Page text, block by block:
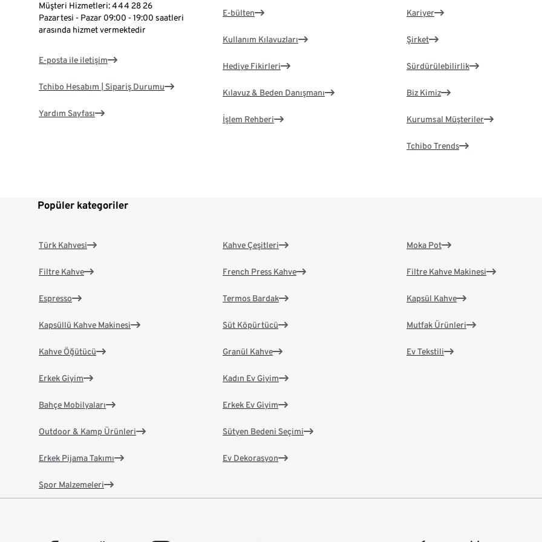
Müşteri Hizmetleri: 444 28 26
Pazartesi - Pazar 09:00 - 19:00 saatleri
arasında hizmet vermektedir
E-posta ile iletişim
Tchibo Hesabım | Sipariş Durumu
Yardım Sayfası
E-bülten
Kullanım Kılavuzları
Hediye Fikirleri
Kılavuz & Beden Danışmanı
İşlem Rehberi
Kariyer
Şirket
Sürdürülebilirlik
Biz Kimiz
Kurumsal Müşteriler
Tchibo Trends
Popüler kategoriler
Türk Kahvesi
Filtre Kahve
Espresso
Kapsüllü Kahve Makinesi
Kahve Öğütücü
Kahve Çeşitleri
French Press Kahve
Termos Bardak
Süt Köpürtücü
Granül Kahve
Moka Pot
Filtre Kahve Makinesi
Kapsül Kahve
Mutfak Ürünleri
Ev Tekstili
Erkek Giyim
Bahçe Mobilyaları
Outdoor & Kamp Ürünleri
Erkek Pijama Takımı
Spor Malzemeleri
Kadın Ev Giyim
Erkek Ev Giyim
Sütyen Bedeni Seçimi
Ev Dekorasyon